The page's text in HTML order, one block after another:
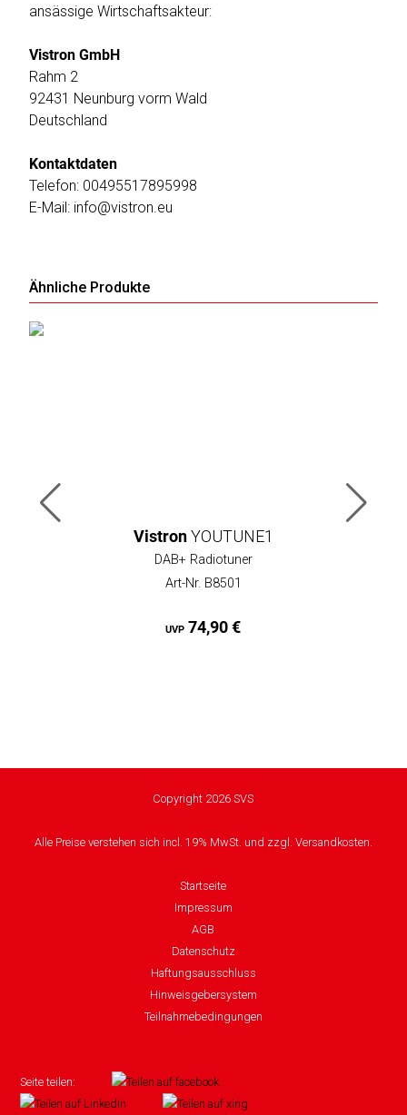
ansässige Wirtschaftsakteur:
Vistron GmbH
Rahm 2
92431 Neunburg vorm Wald
Deutschland
Kontaktdaten
Telefon: 00495517895998
E-Mail: info@vistron.eu
Ähnliche Produkte
VistronYOUTUNE1
DAB+ Radiotuner
Art-Nr. B8501
UVP 74,90 €
Copyright 2026 SVS
Alle Preise verstehen sich incl. 19% MwSt. und zzgl. Versandkosten.
Startseite
Impressum
AGB
Datenschutz
Haftungsausschluss
Hinweisgebersystem
Teilnahmebedingungen
Seite teilen: